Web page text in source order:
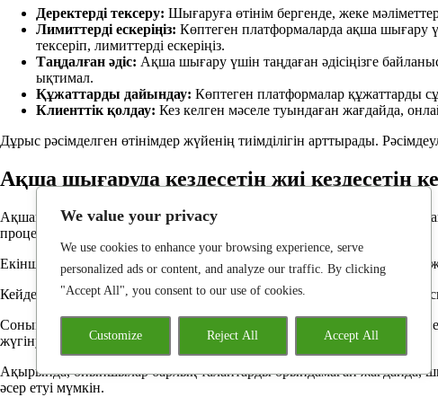
We value your privacy
We use cookies to enhance your browsing experience, serve
personalized ads or content, and analyze our traffic. By clicking
"Accept All", you consent to our use of cookies.
Customize Reject All Accept All
Деректерді тексеру: Шығаруға өтінім бергенде, жеке
Лимиттерді ескеріңіз: Көптеген платформаларда ақша шығару
тексеріп, лимиттерді ескеріңіз.
Таңдалған әдіс: Ақша шығару үшін таңдаған әдісіңізге
ықтимал.
Құжаттарды дайындау: Көптеген платформалар құжаттарды
Клиенттік қолдау: Кез келген мәселе туындаған жағдайда,
Дұрыс рәсімделген өтінімдер жүйенің тиімділігін арттырады.
Ақша шығаруда кездесетін жиі кездесетін
Ақшаны банкке аудару кезінде ойыншылар көптеген қиындықтарға
процесті баяулатуы мүмкін.
Екінші кедергі – тексеру кезеңі. Бұл процесс ұзақ уақыт алуы
Кейде, шотта жеткілікті қаражат болмаса, трансакциялардың
Сонымен қатар, кейбір платформалардағы техникалық қиындықтар
жүгінуге мәжбүр болады.
Ақырында, ойыншылар барлық талаптарды орындамаған жағдайда,
әсер етуі мүмкін.